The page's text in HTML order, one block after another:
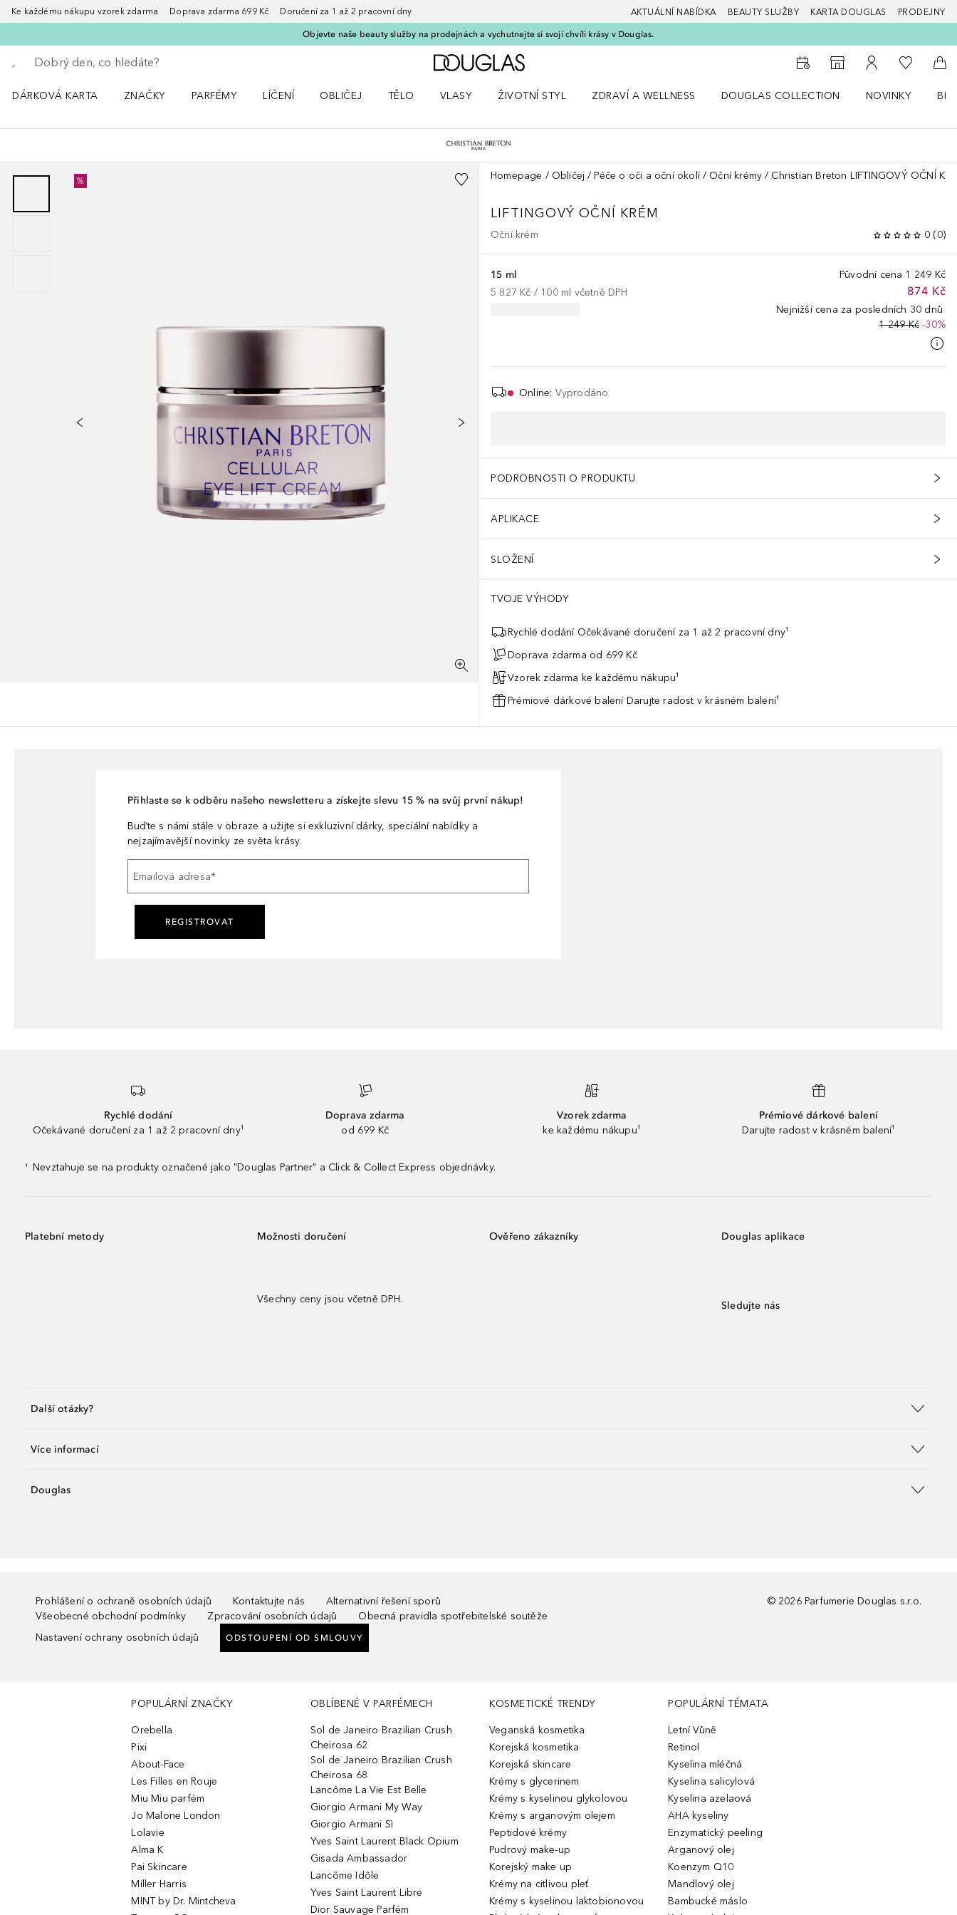
Ke každému nákupu vzorek zdarma Doprava zdarma 699 Kč Doručení za 1 až 2 pracovní dny AKTUÁLNÍ NABÍDKA BEAUTY SLUŽBY KARTA DOUGLAS PRODEJNY
Objevte naše beauty služby na prodejnách a vychutnejte si svojí chvíli krásy v Douglas.
Vraťte se
Proveďte vyhledávání
Domů
K vyhledávači prodejen
K mému účtu
K mému
Do
DÁRKOVÁ KARTA
ZNAČKY
PARFÉMY
LÍČENÍ
OBLIČEJ
TĚLO
VLASY
ŽIVOTNÍ STYL
ZDRAVÍ A WELLNESS
DOUGLAS COLLECTION
NOVINKY
% Homepage Obličej Péče o oči a oční okolí Oční krémy Christian Breton LIFTINGOVÝ OČNÍ
LIFTINGOVÝ OČNÍ KRÉM
Oční krém 0 (0)
Původní cena 1 249 Kč
874 Kč
Nejnižší cena za posledních 30 dnů
1 249 Kč-30%
15 ml
5 827 Kč / 100 ml včetně DPH
Online: Vyprodáno
PODROBNOSTI O PRODUKTU
APLIKACE
SLOŽENÍ
TVOJE VÝHODY
Rychlé dodání Očekávané doručení za 1 až 2 pracovní dny¹
Doprava zdarma od 699 Kč
Vzorek zdarma ke každému nákupu¹
Prémiové dárkové balení Darujte radost v krásném balení¹
Přihlaste se k odběru našeho newsletteru a získejte slevu 15 % na svůj první nákup!
Buďte s námi stále v obraze a užijte si exkluzivní dárky, speciální nabídky a
nejzajímavější novinky ze světa krásy.
Emailová adresa*
REGISTROVAT
Rychlé dodání
Očekávané doručení za 1 až 2 pracovní dny¹
Doprava zdarma
od 699 Kč
Vzorek zdarma
ke každému nákupu¹
Prémiové dárkové balení
Darujte radost v krásném balení¹
¹ Nevztahuje se na produkty označené jako "Douglas Partner" a Click & Collect Express objednávky.
Platební metody Možnosti doručení
Všechny ceny jsou včetně DPH.
Ověřeno zákazníky Douglas aplikace
Sledujte nás
Další otázky?
Více informací
Douglas
Prohlášení o ochraně osobních údajů Kontaktujte nás
Alternativní řešení sporů
Všeobecné obchodní podmínky
Zpracování osobních údajů
Obecná pravidla spotřebitelské soutěže
Nastavení ochrany osobních údajů
ODSTOUPENÍ OD SMLOUVY
© 2026 Parfumerie Douglas s.r.o.
POPULÁRNÍ ZNAČKY
Orebella
Pixi
About-Face
Les Filles en Rouje
Miu Miu parfém
Jo Malone London
Lolavie
Alma K
Pai Skincare
Miller Harris
MINT by Dr. Mintcheva
OBLÍBENÉ V PARFÉMECH
Sol de Janeiro Brazilian Crush
Cheirosa 62
Sol de Janeiro Brazilian Crush
Cheirosa 68
Lancôme La Vie Est Belle
Giorgio Armani My Way
Giorgio Armani Sì
Yves Saint Laurent Black Opium
Gisada Ambassador
Lancôme Idôle
Yves Saint Laurent Libre
Dior Sauvage Parfém
KOSMETICKÉ TRENDY
Veganská kosmetika
Korejská kosmetika
Korejská skincare
Krémy s glycerinem
Krémy s kyselinou glykolovou
Krémy s arganovým olejem
Peptidové krémy
Pudrový make-up
Korejský make up
Krémy na citlivou pleť
Krémy s kyselinou laktobionovou
POPULÁRNÍ TÉMATA
Letní Vůně
Retinol
Kyselina mléčná
Kyselina salicylová
Kyselina azelaová
AHA kyseliny
Enzymatický peeling
Arganový olej
Koenzym Q10
Mandlový olej
Bambucké máslo